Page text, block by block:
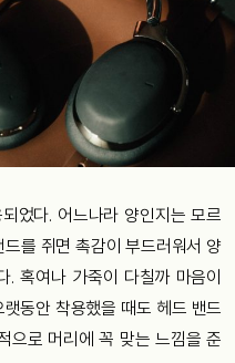
었다. 어느나라 양인지는 모르
를 쥐면 촉감이 부드러워서 양
. 혹여나 가죽이 다칠까 마음이
동안 착용했을 때도 헤드 밴드
으로 머리에 꼭 맞는 느낌을 준